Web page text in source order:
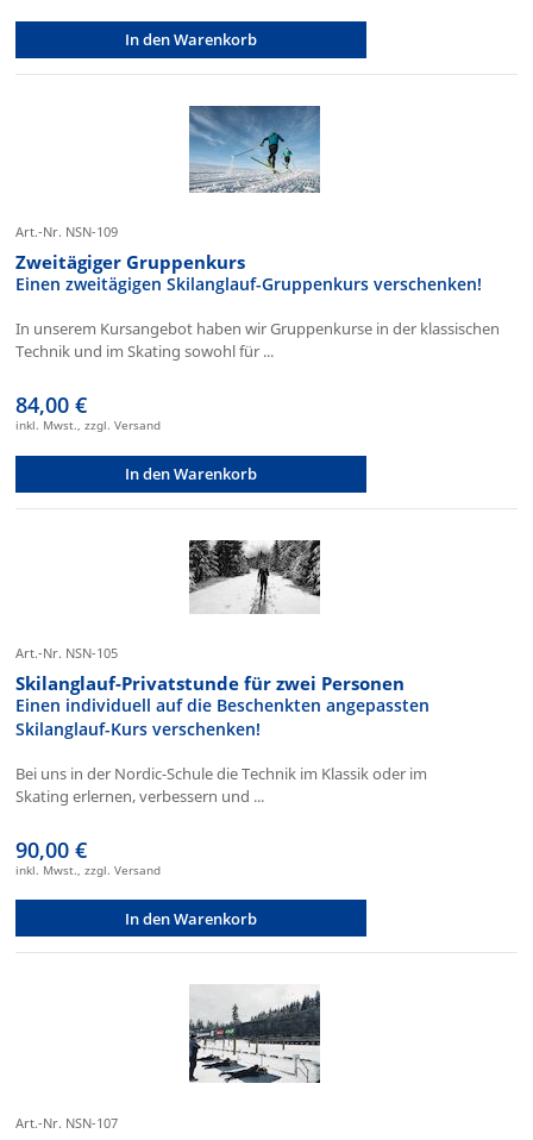
In den Warenkorb
Art.-Nr. NSN-109
Zweitägiger Gruppenkurs
Einen zweitägigen Skilanglauf-Gruppenkurs verschenken!
In unserem Kursangebot haben wir Gruppenkurse in der klassischen
Technik und im Skating sowohl für ...
84,00 €
inkl. Mwst., zzgl. Versand
In den Warenkorb
Art.-Nr. NSN-105
Skilanglauf-Privatstunde für zwei Personen
Einen individuell auf die Beschenkten angepassten
Skilanglauf-Kurs verschenken!
Bei uns in der Nordic-Schule die Technik im Klassik oder im
Skating erlernen, verbessern und ...
90,00 €
inkl. Mwst., zzgl. Versand
In den Warenkorb
Art.-Nr. NSN-107